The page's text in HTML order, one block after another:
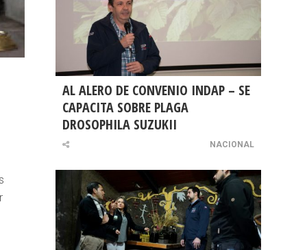
AL ALERO DE CONVENIO INDAP – SE
CAPACITA SOBRE PLAGA
DROSOPHILA SUZUKII
NACIONAL